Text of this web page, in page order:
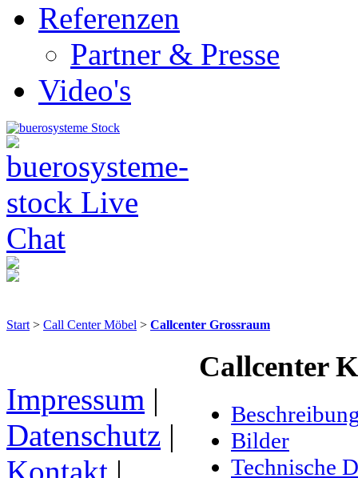
Referenzen
Partner & Presse
Video's
Start > Call Center Möbel > Callcenter Grossraum
Callcenter
Bilder
Technische
Impressum |
Datenschutz |